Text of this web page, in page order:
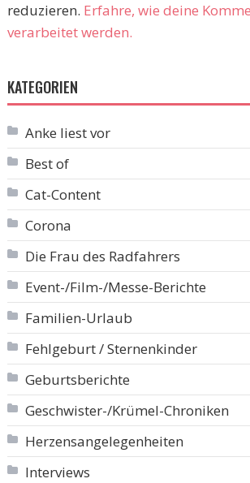
reduzieren. Erfahre, wie deine
verarbeitet werden.
KATEGORIEN
Anke liest vor
Best of
Cat-Content
Corona
Die Frau des Radfahrers
Event-/Film-/Messe-Berichte
Familien-Urlaub
Fehlgeburt / Sternenkinder
Geburtsberichte
Geschwister-/Krümel-Chroniken
Herzensangelegenheiten
Interviews